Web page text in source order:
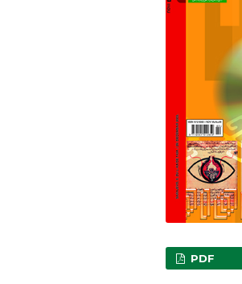
PDF